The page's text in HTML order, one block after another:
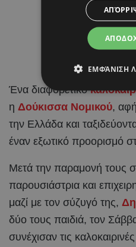
Ένα διαφορετικό
η Δούκισσα Νομικού,
την Ελλάδα και
έναν εξωτικό προορισμό
Μετά την παραμονή τους
παρουσιάστρια και
μαζί με τον σύζυγό της,
δύο τους παιδιά, τον
συνέχισαν τις
ΕΜΦΆΝΙΣΗ